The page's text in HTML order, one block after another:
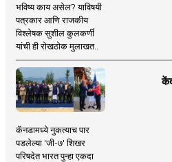
भविष्य काय असेल? याविषयी
पत्रकार आणि राजकीय
विश्लेषक सुशील कुलकर्णी
यांची ही रोखठोक मुलाखत..
कॅनडामध्ये नुकत्याच पार
पडलेल्या 'जी-७' शिखर
परिषदेत भारत पुन्हा एकदा